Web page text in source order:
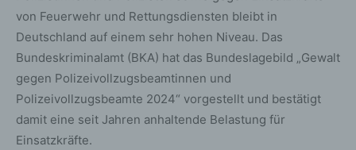
von Feuerwehr und Rettungsdiensten bleibt in
Deutschland auf einem sehr hohen Niveau. Das
Bundeskriminalamt (BKA) hat das Bundeslagebild „Gewalt
gegen Polizeivollzugsbeamtinnen und
Polizeivollzugsbeamte 2024“ vorgestellt und bestätigt
damit eine seit Jahren anhaltende Belastung für
Einsatzkräfte.